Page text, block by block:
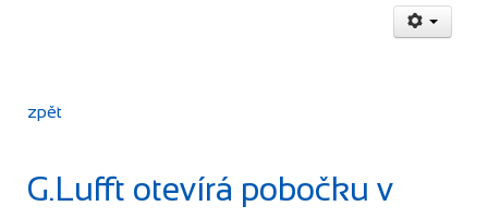
zpět
G.Lufft otevírá pobočku v